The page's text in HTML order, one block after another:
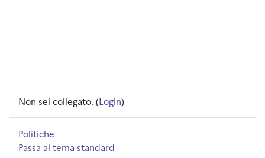
Non sei collegato. (Login)
Politiche
Passa al tema standard